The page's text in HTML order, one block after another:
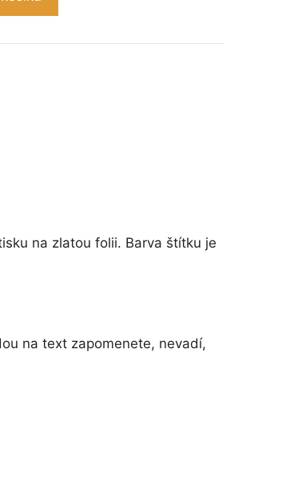
na zlatou folii. Barva štítku je
na text zapomenete, nevadí,